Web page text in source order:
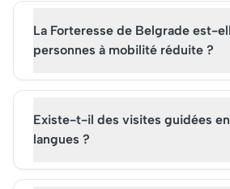
La Forteresse de Belgrade est-
personnes à mobilité réduite ?
Existe-t-il des visites guidées
langues ?